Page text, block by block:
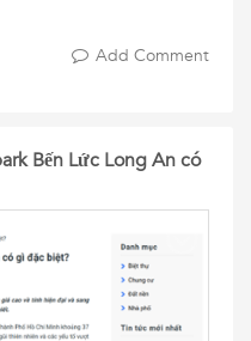
Add Comment
Bến Lức Long An có